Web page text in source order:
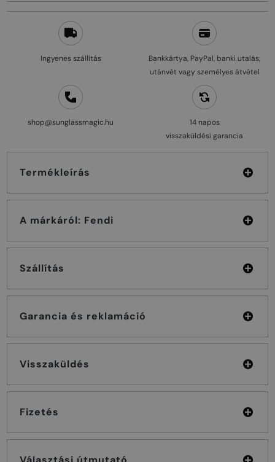
Ingyenes szállítás
Bankkártya, PayPal, banki utalás,
utánvét vagy személyes átvétel
shop@sunglassmagic.hu
14 napos
visszaküldési garancia
Termékleírás
A márkáról: Fendi
Szállítás
Garancia és reklamáció
Visszaküldés
Fizetés